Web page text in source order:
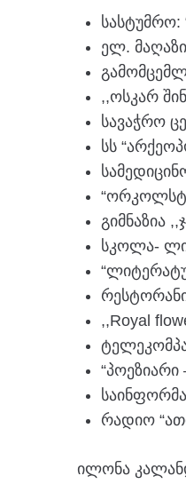
სასტუმრო:
ელ.
,,ოსკარ
სავაჭრო
სს
გიმნაზია
სკოლა-
,,Royal
რადიო
ილონა